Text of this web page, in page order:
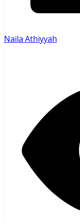
Naila Athiyyah